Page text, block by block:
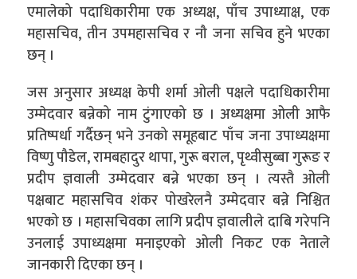
एमालेको पदाधिकारीमा एक अध्यक्ष, पाँच उपाध्याक्ष, एक
महासचिव, तीन उपमहासचिव र नौ जना सचिव हुने भएका
छन् ।
जस अनुसार अध्यक्ष केपी शर्मा ओली पक्षले पदाधिकारीमा
उम्मेदवार बन्नेको नाम टुंगाएको छ । अध्यक्षमा ओली आफै
प्रतिष्पर्धा गर्दैछन् भने उनको समूहबाट पाँच जना उपाध्यक्षमा
विष्णु पौडेल, रामबहादुर थापा, गुरू बराल, पृथ्वीसुब्बा गुरूङ र
प्रदीप ज्ञवाली उम्मेदवार बन्ने भएका छन् । त्यस्तै ओली
पक्षबाट महासचिव शंकर पोखरेलनै उम्मेदवार बन्ने निश्चित
भएको छ । महासचिवका लागि प्रदीप ज्ञवालीले दाबि गरेपनि
उनलाई उपाध्यक्षमा मनाइएको ओली निकट एक नेताले
जानकारी दिएका छन् ।